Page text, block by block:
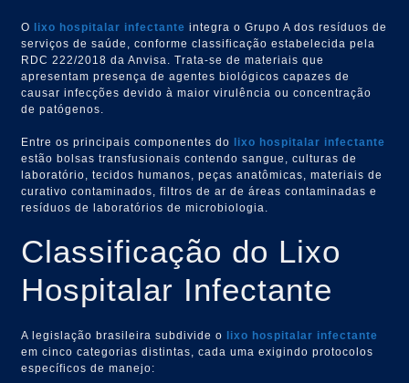
O lixo hospitalar infectante integra o Grupo A dos resíduos de
serviços de saúde, conforme classificação estabelecida pela
RDC 222/2018 da Anvisa. Trata-se de materiais que
apresentam presença de agentes biológicos capazes de
causar infecções devido à maior virulência ou concentração
de patógenos.
Entre os principais componentes do lixo hospitalar infectante
estão bolsas transfusionais contendo sangue, culturas de
laboratório, tecidos humanos, peças anatômicas, materiais de
curativo contaminados, filtros de ar de áreas contaminadas e
resíduos de laboratórios de microbiologia.
Classificação do Lixo
Hospitalar Infectante
A legislação brasileira subdivide o lixo hospitalar infectante
em cinco categorias distintas, cada uma exigindo protocolos
específicos de manejo: